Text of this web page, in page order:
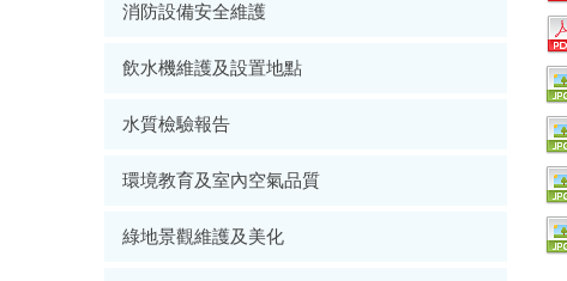
消防設備安全維護
飲水機維護及設置地點
水質檢驗報告
環境教育及室內空氣品質
綠地景觀維護及美化